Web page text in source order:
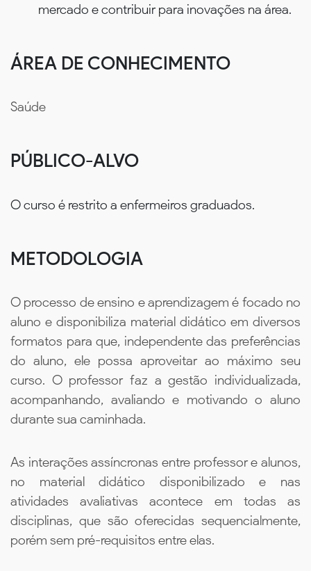
mercado e contribuir para inovações na área.
ÁREA DE CONHECIMENTO
Saúde
PÚBLICO-ALVO
O curso é restrito a enfermeiros graduados.
METODOLOGIA
O processo de ensino e aprendizagem é focado no
aluno e disponibiliza material didático em diversos
formatos para que, independente das preferências
do aluno, ele possa aproveitar ao máximo seu
curso. O professor faz a gestão individualizada,
acompanhando, avaliando e motivando o aluno
durante sua caminhada.
As interações assíncronas entre professor e alunos,
no material didático disponibilizado e nas
atividades avaliativas acontece em todas as
disciplinas, que são oferecidas sequencialmente,
porém sem pré-requisitos entre elas.